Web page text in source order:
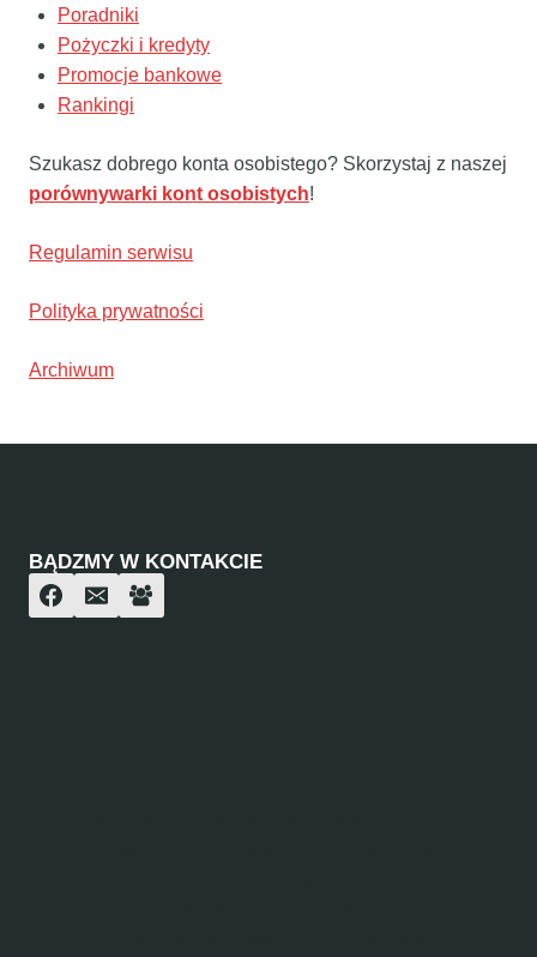
Poradniki
Pożyczki i kredyty
Promocje bankowe
Rankingi
Szukasz dobrego konta osobistego? Skorzystaj z naszej
porównywarki kont osobistych!
Regulamin serwisu
Polityka prywatności
Archiwum
BĄDZMY W KONTAKCIE